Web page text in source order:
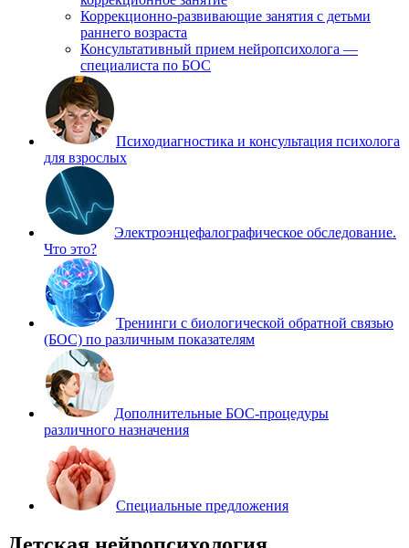
Коррекционно-развивающие занятия с детьми
раннего возраста
Консультативный прием нейропсихолога —
специалиста по БОС
Психодиагностика и консультация психолога
для взрослых
Электроэнцефалографическое обследование.
Что это?
Тренинги с биологической обратной связью
(БОС) по различным показателям
Дополнительные БОС-процедуры
различного назначения
Специальные предложения